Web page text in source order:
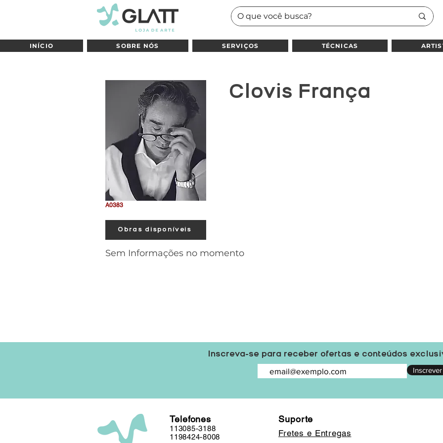
INÍCIO SOBRE NÓS SERVIÇOS TÉCNICAS
Clovis França
A0383
Obras disponíveis
Sem Informações no momento
Inscreva-se para receber ofertas e conteúdos
Inscrever
Telefones
113085-3188
1198424-8008
Suporte
Fretes e Entregas